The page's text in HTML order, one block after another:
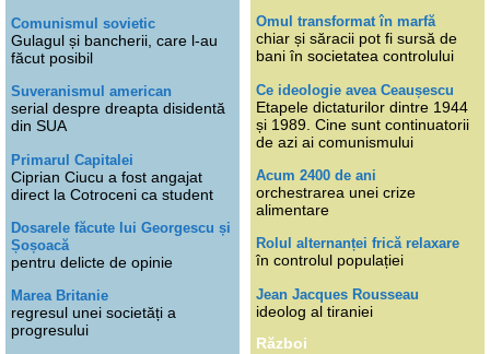
Comunismul sovietic
Gulagul și bancherii, care l-au
făcut posibil
Suveranismul american
serial despre dreapta disidentă
din SUA
Primarul Capitalei
Ciprian Ciucu a fost angajat
direct la Cotroceni ca student
Dosarele făcute lui Georgescu și
Șoșoacă
pentru delicte de opinie
Marea Britanie
regresul unei societăți a
progresului
Omul transformat în marfă
chiar și săracii pot fi sursă de
bani în societatea controlului
Ce ideologie avea Ceaușescu
Etapele dictaturilor dintre 1944
și 1989. Cine sunt continuatorii
de azi ai comunismului
Acum 2400 de ani
orchestrarea unei crize
alimentare
Rolul alternanței frică relaxare
în controlul populației
Jean Jacques Rousseau
ideolog al tiraniei
Război